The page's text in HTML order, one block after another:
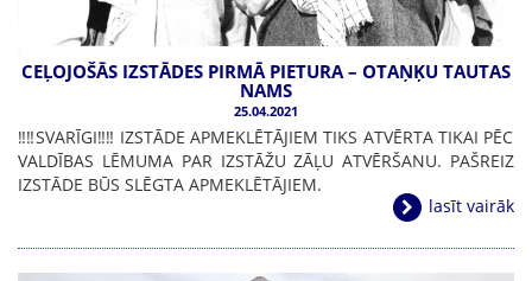
CEĻOJOŠĀS IZSTĀDES PIRMĀ PIETURA – OTAŅĶU TAUTAS
NAMS
25.04.2021
‼️‼️SVARĪGI‼️‼️ IZSTĀDE APMEKLĒTĀJIEM TIKS ATVĒRTA TIKAI PĒC
VALDĪBAS LĒMUMA PAR IZSTĀŽU ZĀĻU ATVĒRŠANU. PAŠREIZ
IZSTĀDE BŪS SLĒGTA APMEKLĒTĀJIEM.
lasīt vairāk